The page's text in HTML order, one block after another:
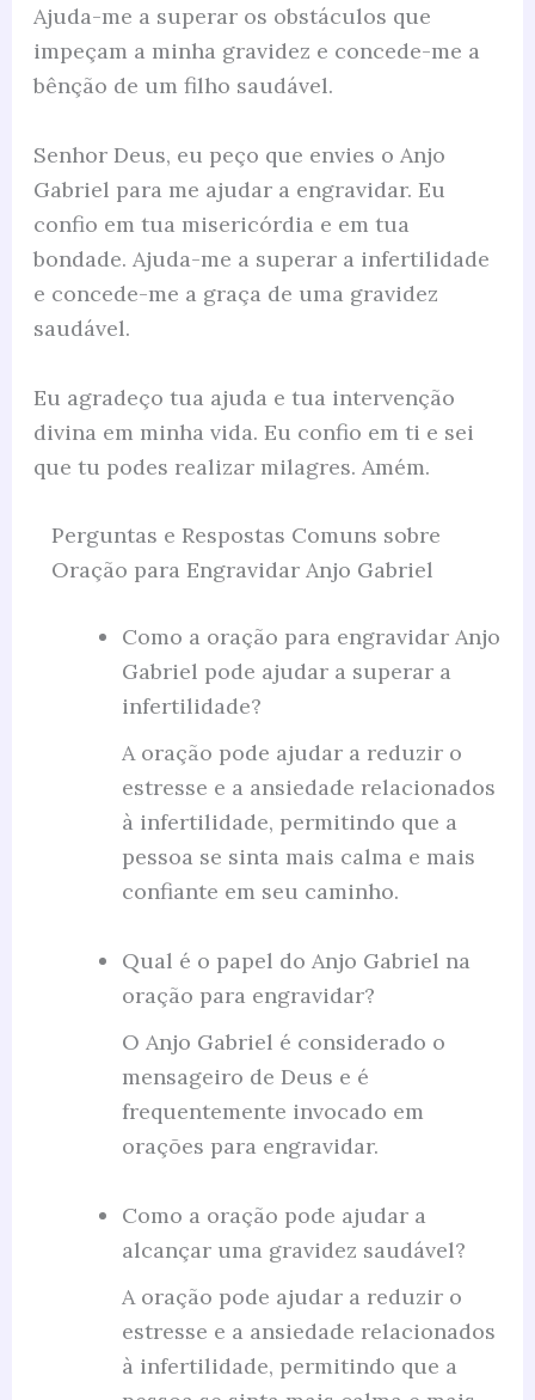
Ajuda-me a superar os obstáculos que
impeçam a minha gravidez e concede-me a
bênção de um filho saudável.
Senhor Deus, eu peço que envies o Anjo
Gabriel para me ajudar a engravidar. Eu
confio em tua misericórdia e em tua
bondade. Ajuda-me a superar a infertilidade
e concede-me a graça de uma gravidez
saudável.
Eu agradeço tua ajuda e tua intervenção
divina em minha vida. Eu confio em ti e sei
que tu podes realizar milagres. Amém.
Perguntas e Respostas Comuns sobre
Oração para Engravidar Anjo Gabriel
Como a oração para engravidar Anjo
Gabriel pode ajudar a superar a
infertilidade?
A oração pode ajudar a reduzir o
estresse e a ansiedade relacionados
à infertilidade, permitindo que a
pessoa se sinta mais calma e mais
confiante em seu caminho.
Qual é o papel do Anjo Gabriel na
oração para engravidar?
O Anjo Gabriel é considerado o
mensageiro de Deus e é
frequentemente invocado em
orações para engravidar.
Como a oração pode ajudar a
alcançar uma gravidez saudável?
A oração pode ajudar a reduzir o
estresse e a ansiedade relacionados
à infertilidade, permitindo que a